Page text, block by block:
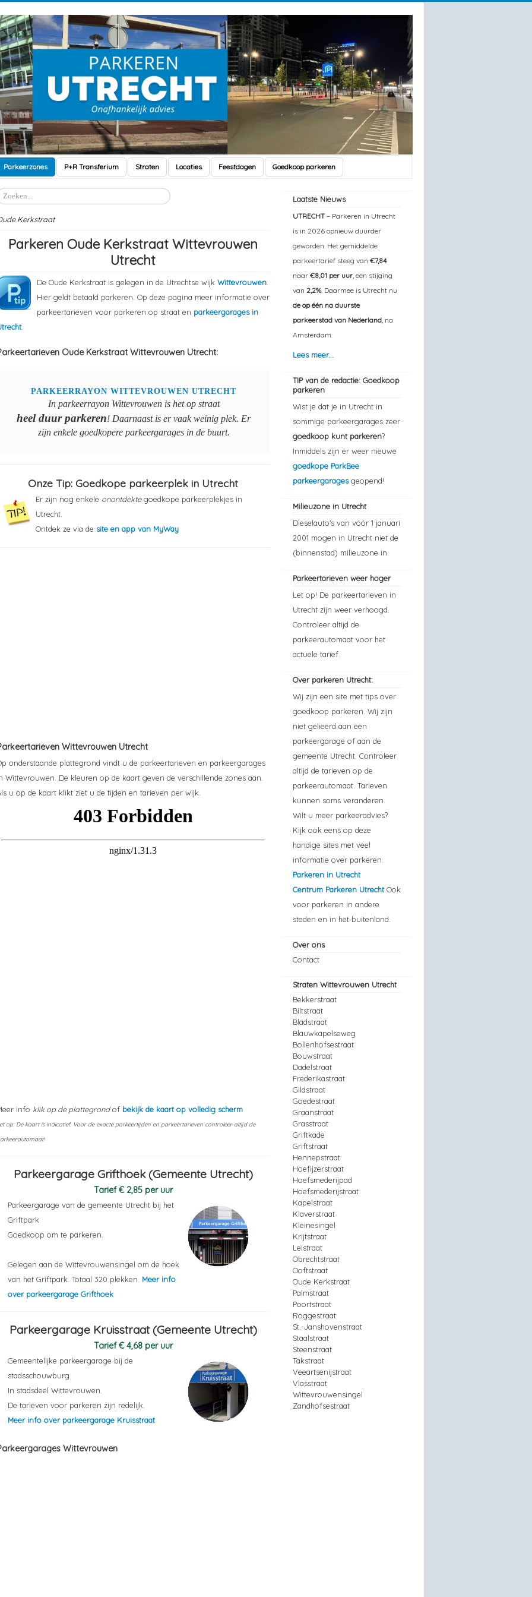
Parkeerzones P+R Transferium Straten Locaties Feestdagen Goedkoop parkeren
Kerkstraat
Parkeren Oude Kerkstraat Wittevrouwen
Utrecht
De Oude Kerkstraat is gelegen in de Utrechtse wijk Wittevrouwen
Hier geldt betaald parkeren. Op deze pagina meer informatie over
parkeertarieven voor parkeren op straat en parkeergarages in
.
Oude Kerkstraat Wittevrouwen Utrecht:
PARKEERRAYON WITTEVROUWEN UTRECHT
In parkeerrayon Wittevrouwen is het op straat
heel duur parkeren! Daarnaast is er vaak weinig plek. Er
zijn enkele goedkopere parkeergarages in de buurt.
Onze Tip: Goedkope parkeerplek in Utrecht
Er zijn nog enkele onontdektegoedkope parkeerplekjes in
Utrecht.
Ontdek ze via de site en app van MyWay
Wittevrouwen Utrecht
onderstaande plattegrond vindt u de parkeertarieven en parkeergarages
Wittevrouwen. De kleuren op de kaart geven de verschillende zones aan.
u op de kaart klikt ziet u de tijden en tarieven per wijk.
info klik op de plattegrondof bekijk de kaart op volledig scherm
op: De kaart is indicatief. Voor de exacte parkeertijden en parkeertarieven controleer altijd de
Parkeergarage Grifthoek (Gemeente Utrecht)
Tarief € 2,85 per uur
Parkeergarage van de gemeente Utrecht bij het
Griftpark
Goedkoop om te parkeren.
Gelegen aan de Wittevrouwensingel om de hoek
van het Griftpark. Totaal 320 plekken. Meer info
over parkeergarage Grifthoek
Parkeergarage Kruisstraat (Gemeente Utrecht)
Tarief € 4,68 per uur
Gemeentelijke parkeergarage bij de
stadsschouwburg
In stadsdeel Wittevrouwen.
De tarieven voor parkeren zijn redelijk.
Meer info over parkeergarage Kruisstraat
Wittevrouwen
Laatste Nieuws
UTRECHT– Parkeren in Utrecht
is in 2026 opnieuw duurder
geworden. Het gemiddelde
parkeertarief steeg van €7,84
naar €8,01 per uur, een stijging
van 2,2%. Daarmee is Utrecht nu
de op één na duurste
parkeerstad van Nederland, na
Amsterdam.
Lees meer...
TIP van de redactie: Goedkoop
parkeren
Wist je dat je in Utrecht in
sommige parkeergarages zeer
goedkoop kunt parkeren?
Inmiddels zijn er weer nieuwe
goedkope ParkBee
parkeergaragesgeopend!
Milieuzone in Utrecht
Dieselauto's van vóór 1 januari
2001 mogen in Utrecht niet de
(binnenstad) milieuzone in.
Parkeertarieven weer hoger
Let op! De parkeertarieven in
Utrecht zijn weer verhoogd.
Controleer altijd de
parkeerautomaat voor het
actuele tarief.
Over parkeren Utrecht:
Wij zijn een site met tips over
goedkoop parkeren. Wij zijn
niet gelieerd aan een
parkeergarage of aan de
gemeente Utrecht. Controleer
altijd de tarieven op de
parkeerautomaat. Tarieven
kunnen soms veranderen.
Wilt u meer parkeeradvies?
Kijk ook eens op deze
handige sites met veel
informatie over parkeren.
Parkeren in Utrecht
Centrum Parkeren UtrechtOok
voor parkeren in andere
steden en in het buitenland.
Over ons
Contact
Straten Wittevrouwen Utrecht
Bekkerstraat
Biltstraat
Bladstraat
Blauwkapelseweg
Bollenhofsestraat
Bouwstraat
Dadelstraat
Frederikastraat
Gildstraat
Goedestraat
Graanstraat
Grasstraat
Griftkade
Griftstraat
Hennepstraat
Hoefijzerstraat
Hoefsmederijpad
Hoefsmederijstraat
Kapelstraat
Klaverstraat
Kleinesingel
Krijtstraat
Leistraat
Obrechtstraat
Ooftstraat
Oude Kerkstraat
Palmstraat
Poortstraat
Roggestraat
St.-Janshovenstraat
Staalstraat
Steenstraat
Takstraat
Veeartsenijstraat
Vlasstraat
Wittevrouwensingel
Zandhofsestraat